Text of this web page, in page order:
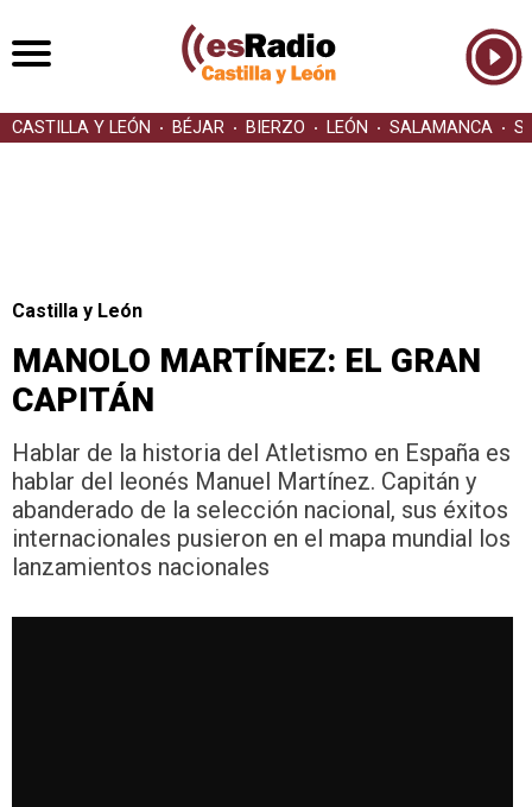
CASTILLA Y LEÓN BÉJAR BIERZO LEÓN SALAMANCA
Castilla y León
MANOLO MARTÍNEZ: EL GRAN
CAPITÁN
Hablar de la historia del Atletismo en España es
hablar del leonés Manuel Martínez. Capitán y
abanderado de la selección nacional, sus éxitos
internacionales pusieron en el mapa mundial los
lanzamientos nacionales